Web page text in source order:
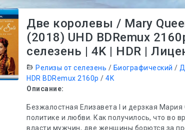
Две королевы / Mary
(2018) UHD BDRemux
селезень | 4K | HDR |
Релизы от селезень / Биографический /
HDR BDRemux 2160p /4K
Описание:
Безжалостная Елизавета I и дерзкая Мария
политике и любви. Как получилось, что во
власти мужчин, две женщины борются за